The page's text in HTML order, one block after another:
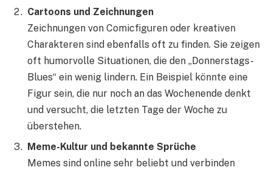
Cartoons und Zeichnungen
Zeichnungen von Comicfiguren oder kreativen
Charakteren sind ebenfalls oft zu finden. Sie zeigen
oft humorvolle Situationen, die den „Donnerstags-
Blues“ ein wenig lindern. Ein Beispiel könnte eine
Figur sein, die nur noch an das Wochenende denkt
und versucht, die letzten Tage der Woche zu
überstehen.
Meme-Kultur und bekannte Sprüche
Memes sind online sehr beliebt und verbinden